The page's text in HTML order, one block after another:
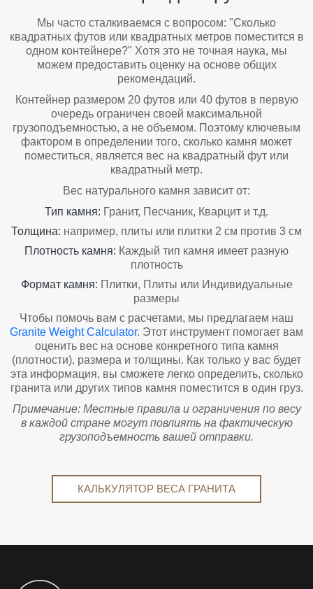
Мы часто сталкиваемся с вопросом: "Сколько
квадратных футов или квадратных метров поместится в
одном контейнере?" Хотя это не точная наука, мы
можем предоставить оценку на основе общих
рекомендаций.
Контейнер размером 20 футов или 40 футов в первую
очередь ограничен своей максимальной
грузоподъемностью, а не объемом. Поэтому ключевым
фактором в определении того, сколько камня может
поместиться, является вес на квадратный фут или
квадратный метр.
Вес натурального камня зависит от:
Тип камня: Гранит, Песчаник, Кварцит и т.д.
Толщина: например, плиты или плитки 2 см против 3 см
Плотность камня: Каждый тип камня имеет разную
плотность
Формат камня: Плитки, Плиты или Индивидуальные
размеры
Чтобы помочь вам с расчетами, мы предлагаем наш
Granite Weight Calculator. Этот инструмент помогает вам
оценить вес на основе конкретного типа камня
(плотности), размера и толщины. Как только у вас будет
эта информация, вы сможете легко определить, сколько
гранита или других типов камня поместится в один груз.
Примечание: Местные правила и ограничения по весу
в каждой стране могут повлиять на фактическую
грузоподъемность вашей отправки.
КАЛЬКУЛЯТОР ВЕСА ГРАНИТА